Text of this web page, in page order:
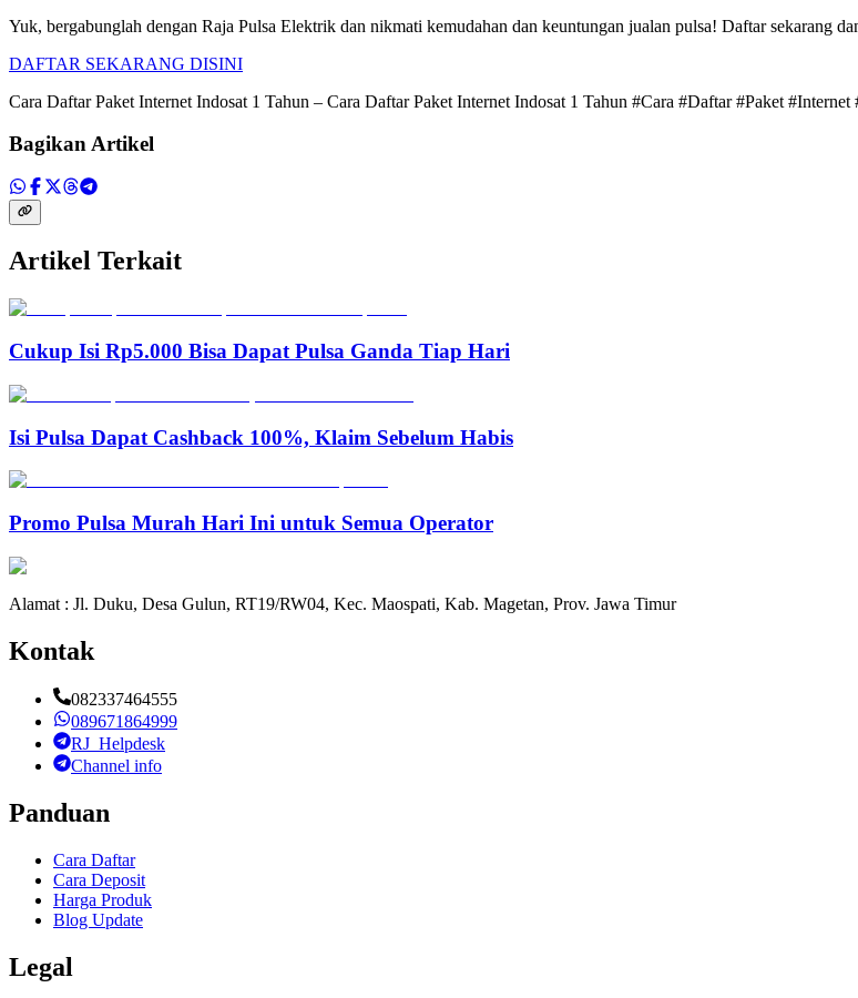
Yuk, bergabunglah dengan Raja Pulsa Elektrik dan nikmati kemudahan dan keuntungan jualan pulsa! Daftar sekarang
DAFTAR SEKARANG DISINI
Cara Daftar Paket Internet Indosat 1 Tahun – Cara Daftar Paket Internet Indosat 1 Tahun #Cara #Daftar #Paket #Internet
Bagikan Artikel
Artikel Terkait
Cukup Isi Rp5.000 Bisa Dapat Pulsa Ganda Tiap Hari
Isi Pulsa Dapat Cashback 100%, Klaim Sebelum Habis
Promo Pulsa Murah Hari Ini untuk Semua Operator
Alamat : Jl. Duku, Desa Gulun, RT19/RW04, Kec. Maospati, Kab. Magetan, Prov. Jawa Timur
Kontak
082337464555
089671864999
RJ_Helpdesk
Channel info
Panduan
Cara Daftar
Cara Deposit
Harga Produk
Blog Update
Legal